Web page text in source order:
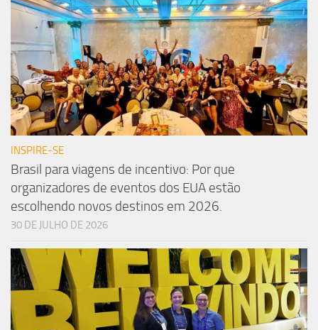
INSPIRE-SE
Brasil para viagens de incentivo: Por que
organizadores de eventos dos EUA estão
escolhendo novos destinos em 2026.
30 DE JULHO DE 2026